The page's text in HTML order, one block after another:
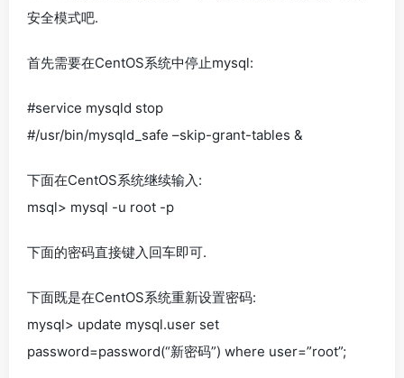
安全模式吧.
首先需要在CentOS系统中停止mysql:
#service mysqld stop
#/usr/bin/mysqld_safe –skip-grant-tables &
下面在CentOS系统继续输入:
msql> mysql -u root -p
下面的密码直接键入回车即可.
下面既是在CentOS系统重新设置密码:
mysql> update mysql.user set
password=password(“新密码”) where user=”root”;